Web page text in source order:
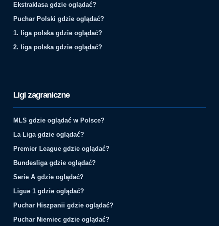
Ekstraklasa gdzie oglądać?
Puchar Polski gdzie oglądać?
1. liga polska gdzie oglądać?
2. liga polska gdzie oglądać?
Ligi zagraniczne
MLS gdzie oglądać w Polsce?
La Liga gdzie oglądać?
Premier League gdzie oglądać?
Bundesliga gdzie oglądać?
Serie A gdzie oglądać?
Ligue 1 gdzie oglądać?
Puchar Hiszpanii gdzie oglądać?
Puchar Niemiec gdzie oglądać?